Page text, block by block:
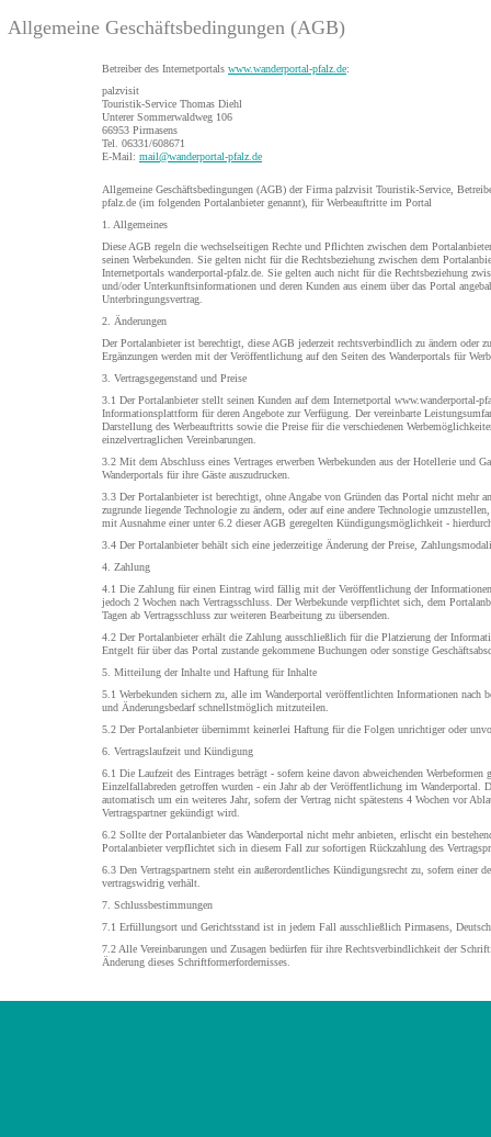
Allgemeine Geschäftsbedingungen (AGB)
Betreiber des Internetportals www.wanderportal-pfalz.de:
palzvisit
Touristik-Service Thomas Diehl
Unterer Sommerwaldweg 106
66953 Pirmasens
Tel. 06331/608671
E-Mail: mail@wanderportal-pfalz.de
Allgemeine Geschäftsbedingungen (AGB) der Firma palzvisit Touristik-Service,
pfalz.de (im folgenden Portalanbieter genannt), für Werbeauftritte im Portal
1. Allgemeines
Diese AGB regeln die wechselseitigen Rechte und Pflichten zwischen dem
seinen Werbekunden. Sie gelten nicht für die Rechtsbeziehung zwischen dem
Internetportals wanderportal-pfalz.de. Sie gelten auch nicht für die Rechtsbeziehung
und/oder Unterkunftsinformationen und deren Kunden aus einem über das Portal
Unterbringungsvertrag.
2. Änderungen
Der Portalanbieter ist berechtigt, diese AGB jederzeit rechtsverbindlich zu ändern oder
Ergänzungen werden mit der Veröffentlichung auf den Seiten des Wanderportals für
3. Vertragsgegenstand und Preise
3.1 Der Portalanbieter stellt seinen Kunden auf dem Internetportal www.wanderportal-
Informationsplattform für deren Angebote zur Verfügung. Der vereinbarte
Darstellung des Werbeauftritts sowie die Preise für die verschiedenen
einzelvertraglichen Vereinbarungen.
3.2 Mit dem Abschluss eines Vertrages erwerben Werbekunden aus der Hotellerie und
Wanderportals für ihre Gäste auszudrucken.
3.3 Der Portalanbieter ist berechtigt, ohne Angabe von Gründen das Portal nicht mehr
zugrunde liegende Technologie zu ändern, oder auf eine andere Technologie
mit Ausnahme einer unter 6.2 dieser AGB geregelten Kündigungsmöglichkeit -
3.4 Der Portalanbieter behält sich eine jederzeitige Änderung der Preise,
4. Zahlung
4.1 Die Zahlung für einen Eintrag wird fällig mit der Veröffentlichung der
jedoch 2 Wochen nach Vertragsschluss. Der Werbekunde verpflichtet sich, dem
Tagen ab Vertragsschluss zur weiteren Bearbeitung zu übersenden.
4.2 Der Portalanbieter erhält die Zahlung ausschließlich für die Platzierung der
Entgelt für über das Portal zustande gekommene Buchungen oder sonstige
5. Mitteilung der Inhalte und Haftung für Inhalte
5.1 Werbekunden sichern zu, alle im Wanderportal veröffentlichten Informationen nach
und Änderungsbedarf schnellstmöglich mitzuteilen.
5.2 Der Portalanbieter übernimmt keinerlei Haftung für die Folgen unrichtiger oder
6. Vertragslaufzeit und Kündigung
6.1 Die Laufzeit des Eintrages beträgt - sofern keine davon abweichenden Werbeformen
Einzelfallabreden getroffen wurden - ein Jahr ab der Veröffentlichung im Wanderportal.
automatisch um ein weiteres Jahr, sofern der Vertrag nicht spätestens 4 Wochen vor
Vertragspartner gekündigt wird.
6.2 Sollte der Portalanbieter das Wanderportal nicht mehr anbieten, erlischt ein
Portalanbieter verpflichtet sich in diesem Fall zur sofortigen Rückzahlung des
6.3 Den Vertragspartnern steht ein außerordentliches Kündigungsrecht zu, sofern einer
vertragswidrig verhält.
7. Schlussbestimmungen
7.1 Erfüllungsort und Gerichtsstand ist in jedem Fall ausschließlich Pirmasens,
7.2 Alle Vereinbarungen und Zusagen bedürfen für ihre Rechtsverbindlichkeit der
Änderung dieses Schriftformerfordernisses.